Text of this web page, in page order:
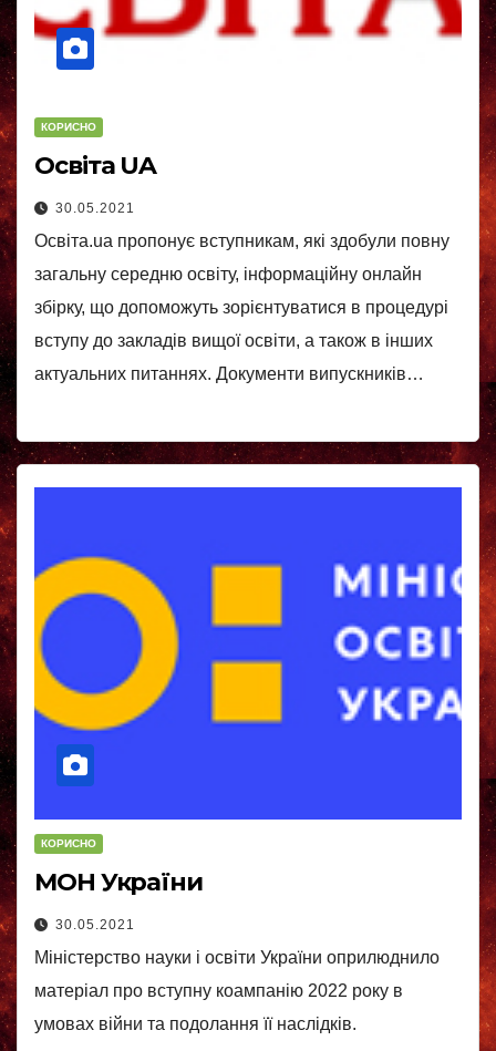
КОРИСНО
Освіта UA
30.05.2021
Освіта.ua пропонує вступникам, які здобули повну
загальну середню освіту, інформаційну онлайн
збірку, що допоможуть зорієнтуватися в процедурі
вступу до закладів вищої освіти, а також в інших
актуальних питаннях. Документи випускників…
КОРИСНО
МОН України
30.05.2021
Міністерство науки і освіти України оприлюднило
матеріал про вступну коампанію 2022 року в
умовах війни та подолання її наслідків.